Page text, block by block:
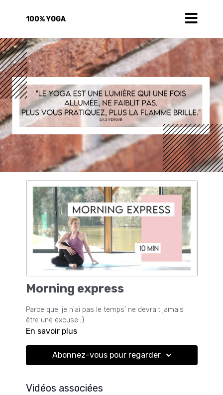
100% YOGA
Morning express
Parce que 'je n'ai pas le temps' ne devrait jamais
être une excuse ;)
En savoir plus
Abonnez-vous pour regarder
Vidéos associées